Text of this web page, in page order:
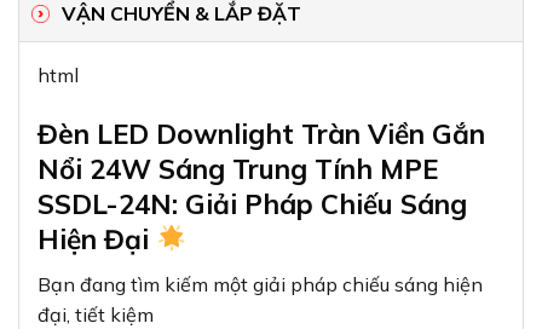
VẬN CHUYỂN & LẮP ĐẶT
html
Đèn LED Downlight Tràn Viền Gắn
Nổi 24W Sáng Trung Tính MPE
SSDL-24N: Giải Pháp Chiếu Sáng
Hiện Đại
Bạn đang tìm kiếm một giải pháp chiếu sáng hiện
đại, tiết kiệm